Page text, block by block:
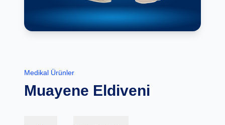
Medikal Ürünler
Muayene Eldiveni